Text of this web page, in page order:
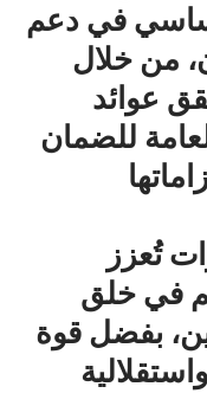
في دعم
من خلال
عوائد
للضمان
تُعزز
في خلق
بفضل قوة